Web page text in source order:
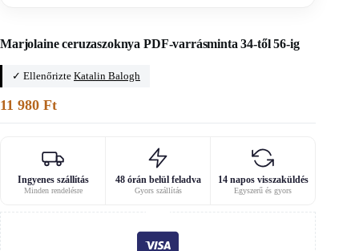
Marjolaine ceruzaszoknya PDF-varrásminta 34-től 56-ig
✓ Ellenőrizte Katalin Balogh
11 980 Ft
Ingyenes szállítás
Minden rendelésre
48 órán belül feladva
Gyors szállítás
14 napos visszaküldés
Egyszerű és gyors